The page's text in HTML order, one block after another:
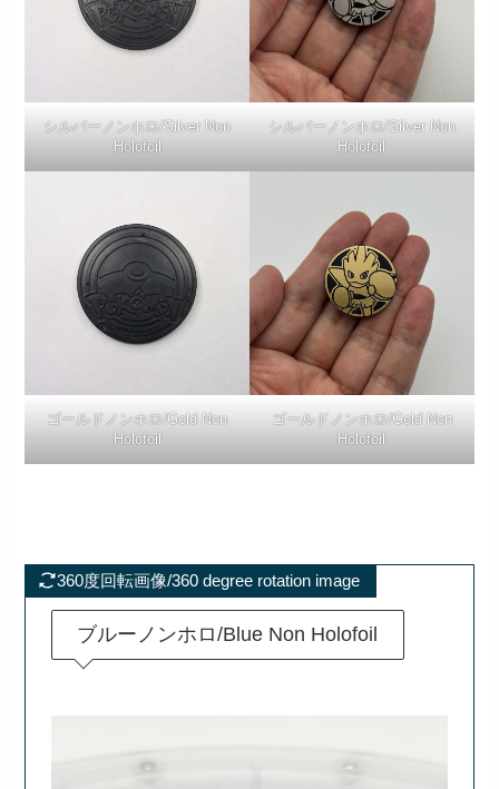
シルバーノンホロ/Silver Non
Holofoil
シルバーノンホロ/Silver Non
Holofoil
ゴールドノンホロ/Gold Non
Holofoil
ゴールドノンホロ/Gold Non
Holofoil
360度回転画像/360 degree rotation image
ブルーノンホロ/Blue Non Holofoil